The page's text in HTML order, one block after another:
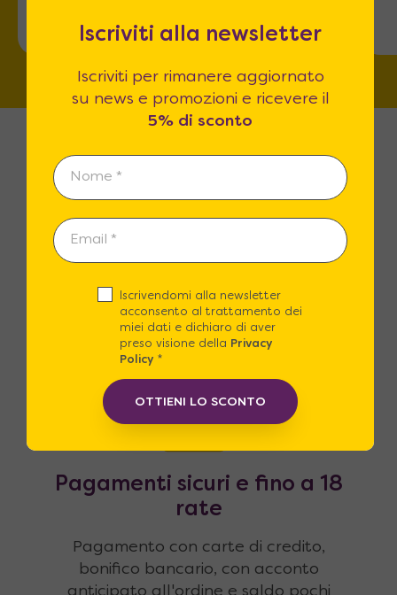
Spedizioni Gratuite
Spedizione Gratuita in tutta Italia o
con un piccolo contributo puoi
scegliere il nostro Servizio in guanti
bianchi.
Pagamenti sicuri e fino a 18
rate
Pagamento con carte di credito,
bonifico bancario, con acconto
anticipato all'ordine e saldo pochi
Iscriviti alla newsletter
Iscriviti per rimanere aggiornato
su news e promozioni e ricevere il
5% di sconto
Iscrivendomi alla newsletter
acconsento al trattamento dei
miei dati e dichiaro di aver
preso visione della
Privacy
Policy*
OTTIENI LO SCONTO